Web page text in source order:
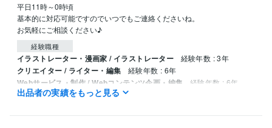
平日11時～0時頃
基本的に対応可能ですのでいつでもご連絡くださいね。
お気軽にご相談ください♪
経験職種
イラストレーター・漫画家 / イラストレーター 経験年数 : 3年
クリエイター / ライター・編集 経験年数 : 6年
Webサービス・制作 / Webコンテンツ企画・編集 経験年数 : 6年
事務・ビジネスサポート / 事務（一般事務）
出品者の実績をもっと見る